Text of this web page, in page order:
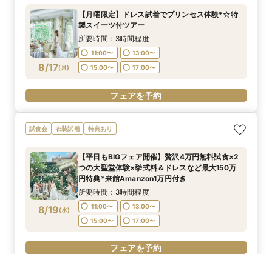
8/16( 日 )
所要時間：3時間程度
14:00〜
16:00〜
フェアを予約
8/16( 日 )
所要時間：3時間程度
14:00〜
16:00〜
フェアを予約
8/16( 日 )
所要時間：3時間程度
14:00〜
16:00〜
フェアを予約
8/16( 日 )
所要時間：3時間程度
14:00〜
16:00〜
フェアを予約
8/17(月)
【月曜限定】ドレス試着でプリンセス体験*☆特
製スイーツ付ツアー
所要時間：3時間程度
11:00〜
13:00〜
15:00〜
17:00〜
フェアを予約
試食会 衣装試着 特典あり
8/19(水)
【平日もBIGフェア開催】贅沢4万円無料試食×2
つの大聖堂体験×挙式料＆ドレスなど最大150万
円特典*来館Amanzon1万円付き
所要時間：3時間程度
11:00〜
13:00〜
15:00〜
17:00〜
フェアを予約